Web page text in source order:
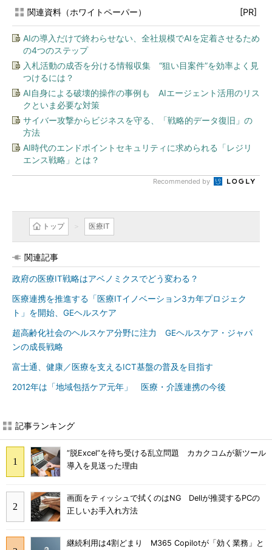
関連資料（ホワイトペーパー） [PR]
AIの導入だけで終わらせない、全社規模でAIを定着させるため
の4つのステップ
入札活動の成否を分ける情報収集 “狙い目案件”を効率よく見
つけるには？
AI自身による破壊的操作の事例も AIエージェント活用のリス
クといま必要な対策
サイバー攻撃からビジネスを守る、「戦略的データ復旧」の
方法
AI時代のエンドポイントセキュリティに求められる「レジリ
エンス戦略」とは？
Recommended by
トップ 医療IT
関連記事
政府の医療IT戦略はアベノミクスでどう変わる？
医療連携を推進する「医療ITイノベーション3カ年プロジェク
ト」を開始、GEヘルスケア
超高齢化社会のヘルスケア分野に注力 GEヘルスケア・ジャパ
ンの成長戦略
富士通、健康／医療を支えるICT基盤の普及を目指す
2012年は「地域包括ケア元年」 医療・介護連携の今後
記事ランキング
“脱Excel”を待ち受ける乱立問題 カカクコムが新ツール
導入を見送った理由
画面をティッシュで拭くのはNG Dellが推奨するPCの
正しいお手入れ方法
継続利用は4割どまり M365 Copilotが「効く業務」と